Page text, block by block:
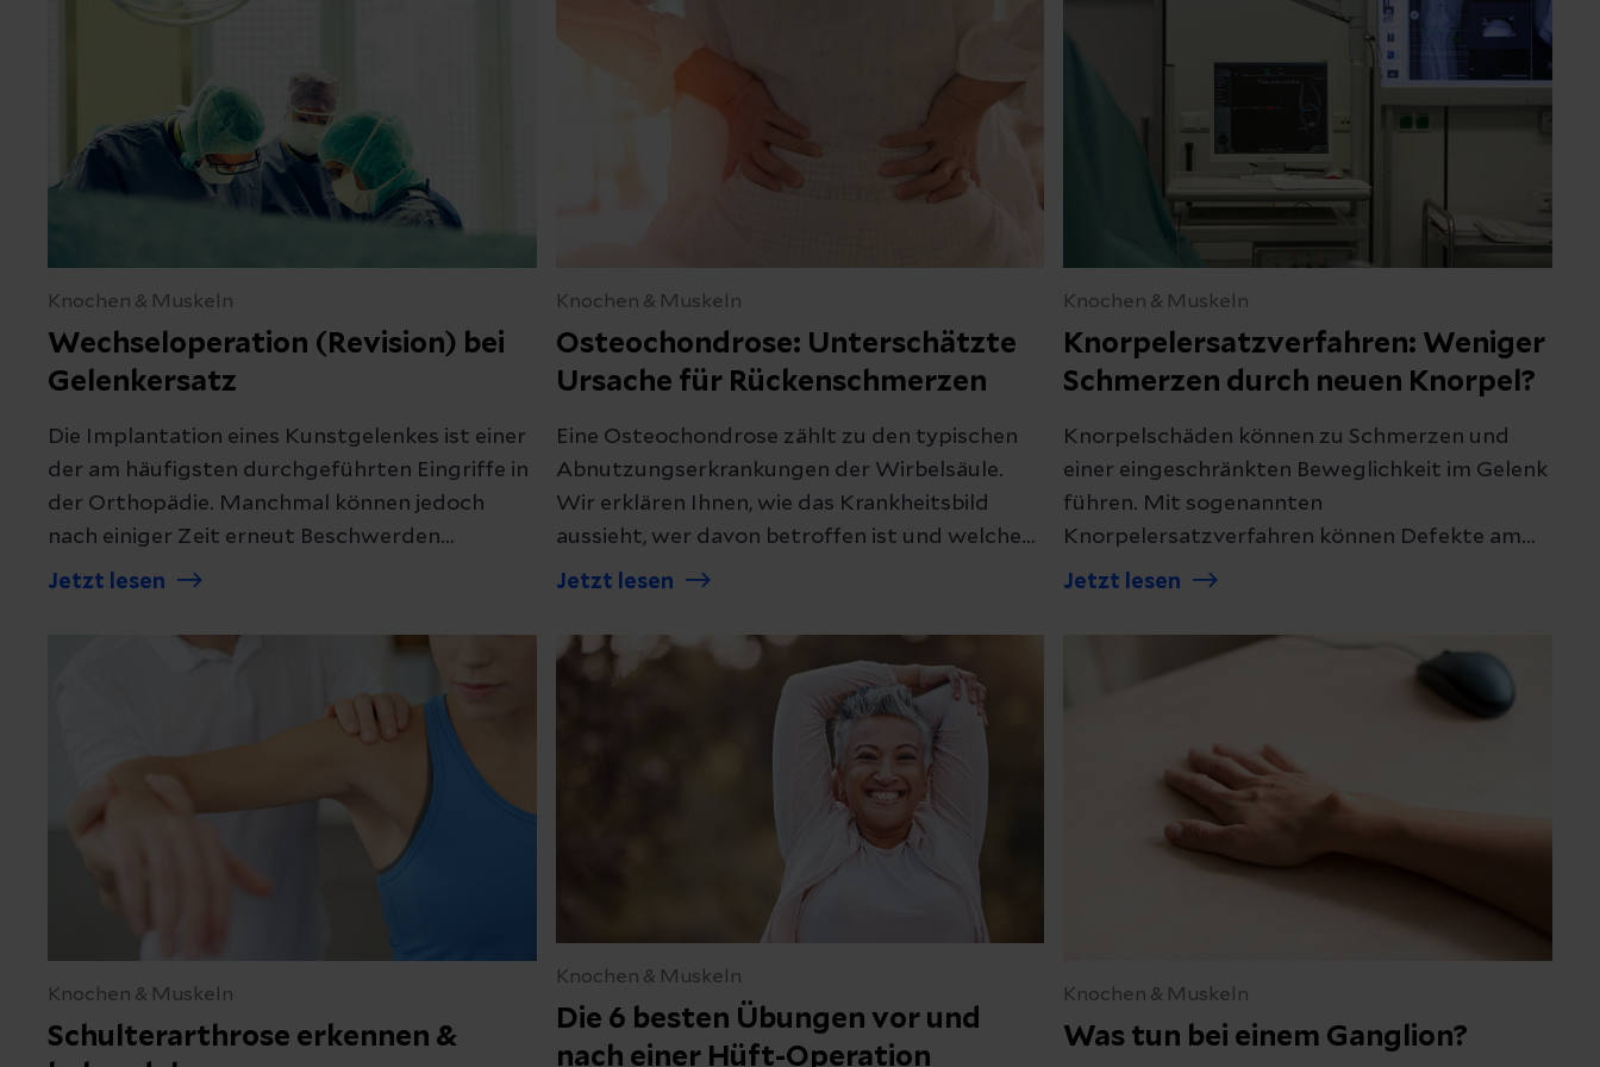
Kontakt
Abbrechen
Knochen & Muskeln
Wechseloperation (Revision) bei
Gelenkersatz
Die Implantation eines Kunstgelenkes ist einer
der am häufigsten durchgeführten Eingriffe in
der Orthopädie. Manchmal können jedoch
nach einiger Zeit erneut Beschwerden
auftreten, die einen Wechsel des Kunstgelenks
Wissenswerte rund um Revisionsoperationen
Jetzt lesen
Knochen & Muskeln
Osteochondrose: Unterschätzte
Ursache für Rückenschmerzen
Eine Osteochondrose zählt zu den typischen
Abnutzungserkrankungen der Wirbelsäule.
Wir erklären Ihnen, wie das Krankheitsbild
aussieht, wer davon betroffen ist und welche
Therapie Schmerzen lindern kann.
Jetzt lesen
Knochen & Muskeln
Knorpelersatzverfahren: Weniger
Schmerzen durch neuen Knorpel?
Knorpelschäden können zu Schmerzen und
einer eingeschränkten Beweglichkeit im Gelenk
führen. Mit sogenannten
Knorpelersatzverfahren können Defekte am
Knorpel behoben werden. Erfahren Sie, was
Jetzt lesen
Knochen & Muskeln
Schulterarthrose erkennen &
Knochen & Muskeln
Die 6 besten Übungen vor und
nach einer Hüft-Operation
Knochen & Muskeln
Was tun bei einem Ganglion?